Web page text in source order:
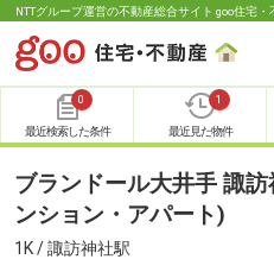
NTTグループ運営の不動産総合サイト goo住宅・
0
最近検索した条件
1
最近見た物件
ブランドール大井手 諏
ンション・アパート)
1K / 諏訪神社駅